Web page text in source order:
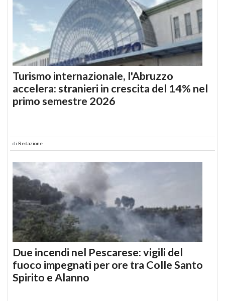
Turismo internazionale, l'Abruzzo
accelera: stranieri in crescita del 14% nel
primo semestre 2026
di Redazione
Due incendi nel Pescarese: vigili del
fuoco impegnati per ore tra Colle Santo
Spirito e Alanno